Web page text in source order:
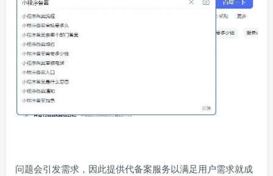
问题会引发需求，因此提供代备案服务以满足用户需求就成